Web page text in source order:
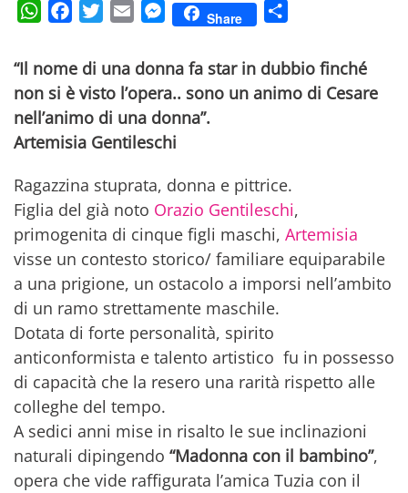
WhatsAppFacebookTwitterEmail Messenger
Share
“Il nome di una donna fa star in dubbio finché
non si è visto l’opera.. sono un animo di Cesare
nell’animo di una donna”.
Artemisia Gentileschi
Ragazzina stuprata, donna e pittrice.
Figlia del già noto Orazio Gentileschi,
primogenita di cinque figli maschi, Artemisia
visse un contesto storico/ familiare equiparabile
a una prigione, un ostacolo a imporsi nell’ambito
di un ramo strettamente maschile.
Dotata di forte personalità, spirito
anticonformista e talento artistico fu in possesso
di capacità che la resero una rarità rispetto alle
colleghe del tempo.
A sedici anni mise in risalto le sue inclinazioni
naturali dipingendo “Madonna con il bambino”,
opera che vide raffigurata l’amica Tuzia con il